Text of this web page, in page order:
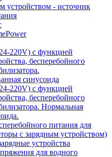
устройством - источник
220V) с функцией
бесперебойного
синусоида
220V) с функцией
бесперебойного
Нормальная
питания для
с зарядным устройством)
устройства
для водного